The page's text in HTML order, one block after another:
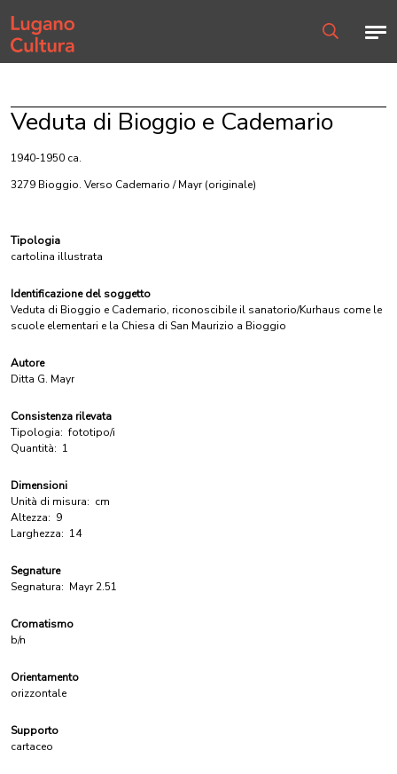
Home page
Veduta di Bioggio e Cademario
1940-1950 ca.
3279 Bioggio. Verso Cademario / Mayr (originale)
Tipologia
cartolina illustrata
Identificazione del soggetto
Veduta di Bioggio e Cademario, riconoscibile il sanatorio/Kurhaus come le
scuole elementari e la Chiesa di San Maurizio a Bioggio
Autore
Ditta G. Mayr
Consistenza rilevata
Tipologia: fototipo/i
Quantità: 1
Dimensioni
Unità di misura: cm
Altezza: 9
Larghezza: 14
Segnature
Segnatura: Mayr 2.51
Cromatismo
b/n
Orientamento
orizzontale
Supporto
cartaceo